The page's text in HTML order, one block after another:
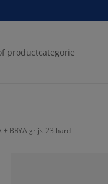
+ BRYA grijs-23 hard